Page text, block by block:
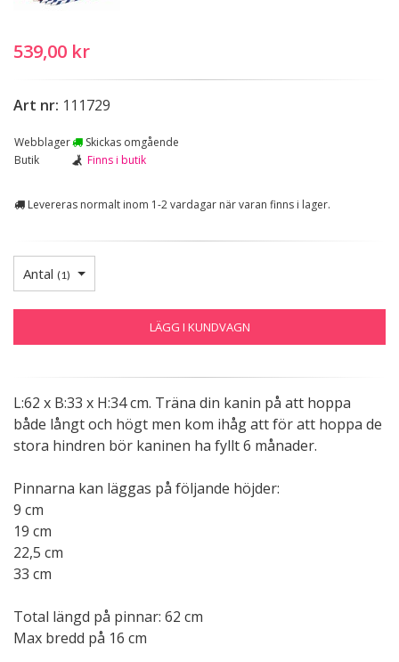
539,00 kr
Art nr: 111729
Webblager
Skickas omgående
Butik
Finns i butik
Levereras normalt inom 1-2 vardagar när varan finns i lager.
Antal (1)
LÄGG I KUNDVAGN
L:62 x B:33 x H:34 cm. Träna din kanin på att hoppa
både långt och högt men kom ihåg att för att hoppa de
stora hindren bör kaninen ha fyllt 6 månader.
Pinnarna kan läggas på följande höjder:
9 cm
19 cm
22,5 cm
33 cm
Total längd på pinnar: 62 cm
Max bredd på 16 cm